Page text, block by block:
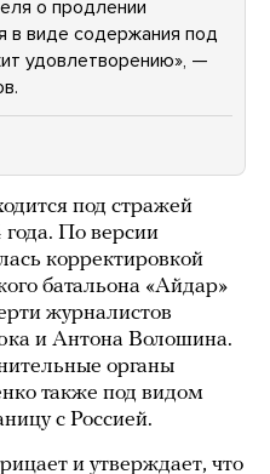
о продлении
в виде содержания под
удовлетворению», —
под стражей
По версии
корректировкой
батальона «Айдар»
журналистов
и Антона Волошина.
органы
также под видом
с Россией.
и утверждает, что